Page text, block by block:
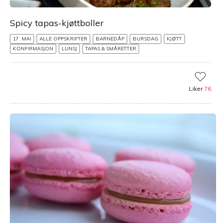
Spicy tapas-kjøttboller
17. MAI ALLE OPPSKRIFTER BARNEDÅP BURSDAG
KJØTT
KONFIRMASJON
LUNSJ TAPAS & SMÅRETTER
Liker76